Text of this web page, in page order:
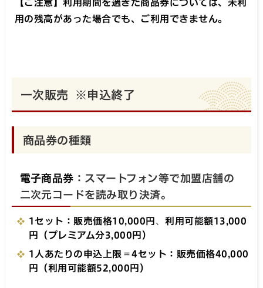
【ご注意】利用期間を過ぎた商品券については、未利
用の残高があった場合でも、ご利用できません。
一次販売 ※申込終了
商品券の種類
電子商品券 ：スマートフォン等で加盟店舗の
二次元コードを読み取り決済。
1セット：販売価格10,000円、利用可能額13,000
円（プレミアム分3,000円）
1人あたりの申込上限＝4セット：販売価格40,000
円（利用可能額52,000円）